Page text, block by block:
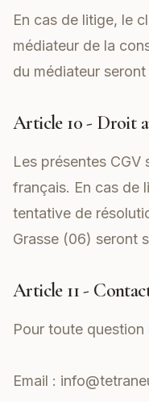
En cas de litige, le
médiateur de la
du médiateur
Article 10 - Droit
Les présentes CGV
français. En cas de
tentative de
Grasse (06) seront
Article 11 -
Pour toute question
Email :